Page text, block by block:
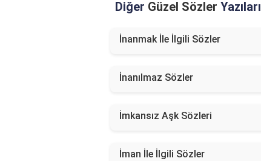
Diğer Güzel Sözler Yazıları
İnanmak İle İlgili Sözler
İnanılmaz Sözler
İmkansız Aşk Sözleri
İman İle İlgili Sözler